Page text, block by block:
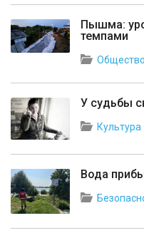
Пышма:
темпами
Общество
У судьбы
Культура
Вода